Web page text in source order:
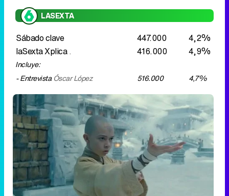
LASEXTA
Sábado clave 447.000
4,2%
laSexta Xplica. 416.000 4,9%
Incluye:
- EntrevistaÓscar López 516.000 4,7%